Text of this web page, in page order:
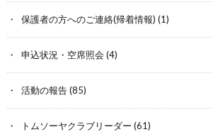
保護者の方へのご連絡(帰着情報) (1)
申込状況・空席照会 (4)
活動の報告(85)
トムソーヤクラブリーダー (61)